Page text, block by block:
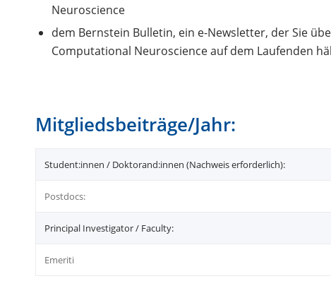
Neuroscience
dem Bernstein Bulletin, ein e-Newsletter, der Sie
Computational Neuroscience auf dem Laufenden
Mitgliedsbeiträge/Jahr:
Student:innen / Doktorand:innen (Nachweis erforderlich):
Postdocs:
Principal Investigator / Faculty:
Emeriti